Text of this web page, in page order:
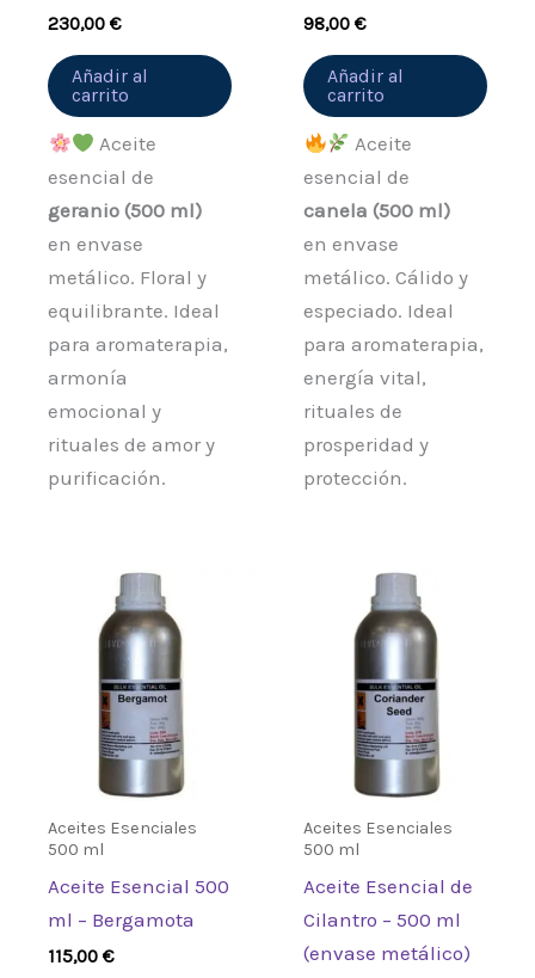
230,00€
Añadir al
carrito
Aceite
esencial de
geranio (500 ml)
en envase
metálico. Floral y
equilibrante. Ideal
para aromaterapia,
armonía
emocional y
rituales de amor y
purificación.
98,00€
Añadir al
carrito
Aceite
esencial de
canela (500 ml)
en envase
metálico. Cálido y
especiado. Ideal
para aromaterapia,
energía vital,
rituales de
prosperidad y
protección.
Aceites Esenciales
500 ml
Aceite Esencial 500
ml – Bergamota
115,00€
Aceites Esenciales
500 ml
Aceite Esencial de
Cilantro – 500 ml
(envase metálico)